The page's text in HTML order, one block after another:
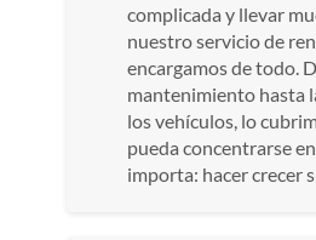
complicada y llevar
nuestro servicio de
encargamos de todo.
mantenimiento hasta
los vehículos, lo
pueda concentrarse
importa: hacer crecer